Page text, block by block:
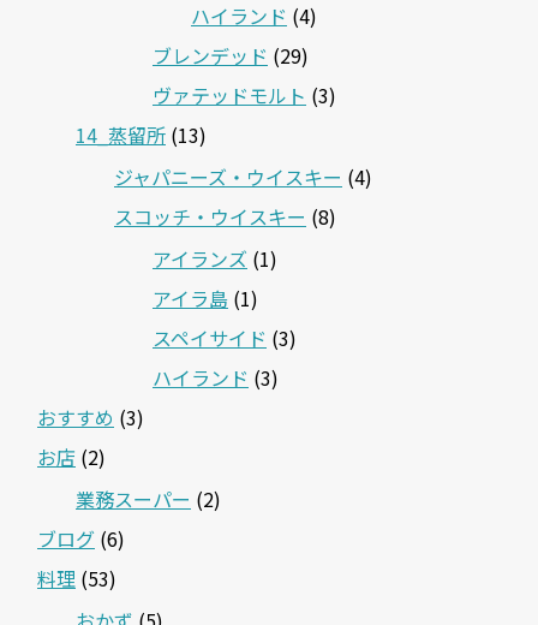
ハイランド (4)
ブレンデッド (29)
ヴァテッドモルト (3)
14_蒸留所 (13)
ジャパニーズ・ウイスキー (4)
スコッチ・ウイスキー (8)
アイランズ (1)
アイラ島 (1)
スペイサイド (3)
ハイランド (3)
おすすめ (3)
お店 (2)
業務スーパー (2)
ブログ (6)
料理 (53)